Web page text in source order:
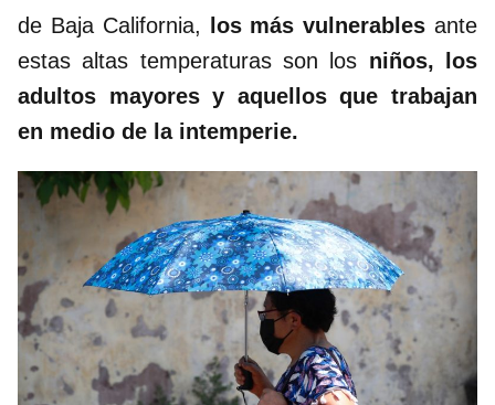
de Baja California,
los más vulnerables ante
estas altas temperaturas son los niños, los
adultos mayores y aquellos que trabajan
en medio de la intemperie.